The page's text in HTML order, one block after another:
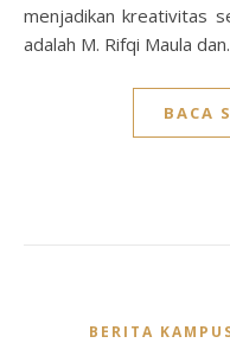
menjadikan kreativitas
adalah M. Rifqi Maula
BACA
BERITA